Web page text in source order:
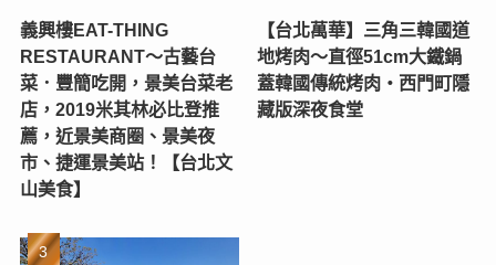
義興樓EAT-THING
RESTAURANT〜古藝台
菜．豐簡吃開，景美台菜老
店，2019米其林必比登推
薦，近景美商圈、景美夜
市、捷運景美站！【台北文
山美食】
【台北萬華】三角三韓國道
地烤肉～直徑51cm大鐵鍋
蓋韓國傳統烤肉‧西門町隱
藏版深夜食堂